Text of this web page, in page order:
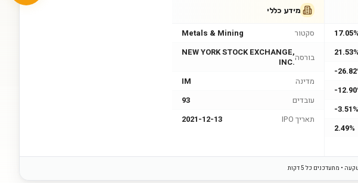
17.05%
21.53%
-
-
-3.51%
2.49%
מידע כללי
סקטור Metals & Mining
בורסהNEW YORK STOCK EXCHANGE,
INC.
מדינה
IM
עובדים
93
תאריך IPO
2021-12-13
מתעדכנים כל 5 דקות